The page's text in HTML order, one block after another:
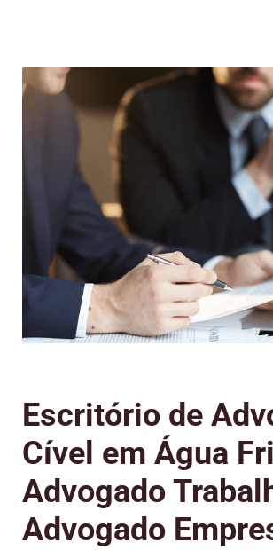
Escritório de
Cível em Água
Advogado
Advogado